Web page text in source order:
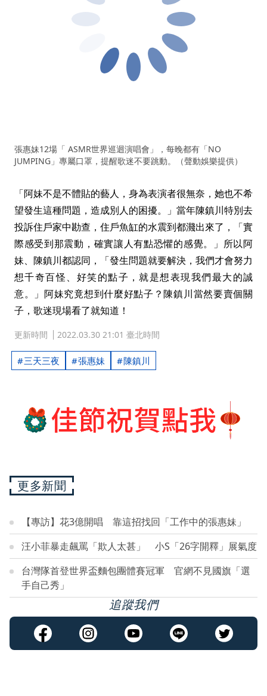
張惠妹12場「 ASMR世界巡迴演唱會」，每晚都有「NO
JUMPING」專屬口罩，提醒歌迷不要跳動。（聲動娛樂提供）
「阿妹不是不體貼的藝人，身為表演者很無奈，她也不希
望發生這種問題，造成別人的困擾。」當年陳鎮川特別去
投訴住戶家中勘查，住戶魚缸的水震到都濺出來了，「實
際感受到那震動，確實讓人有點恐懼的感覺。」所以阿
妹、陳鎮川都認同，「發生問題就要解決，我們才會努力
想千奇百怪、好笑的點子，就是想表現我們最大的誠
意。」阿妹究竟想到什麼好點子？陳鎮川當然要賣個關
子，歌迷現場看了就知道！
更新時間 2022.03.30 21:01 臺北時間
三天三夜 張惠妹 陳鎮川
更多新聞
【專訪】花3億開唱 靠這招找回「工作中的張惠妹」
汪小菲暴走飆罵「欺人太甚」 小S「26字開釋」展氣度
台灣隊首登世界盃麵包團體賽冠軍 官網不見國旗「選
手自己秀」
追蹤我們